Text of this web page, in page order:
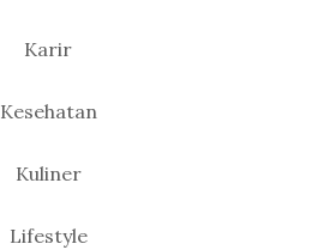
Karir
Kesehatan
Kuliner
Lifestyle